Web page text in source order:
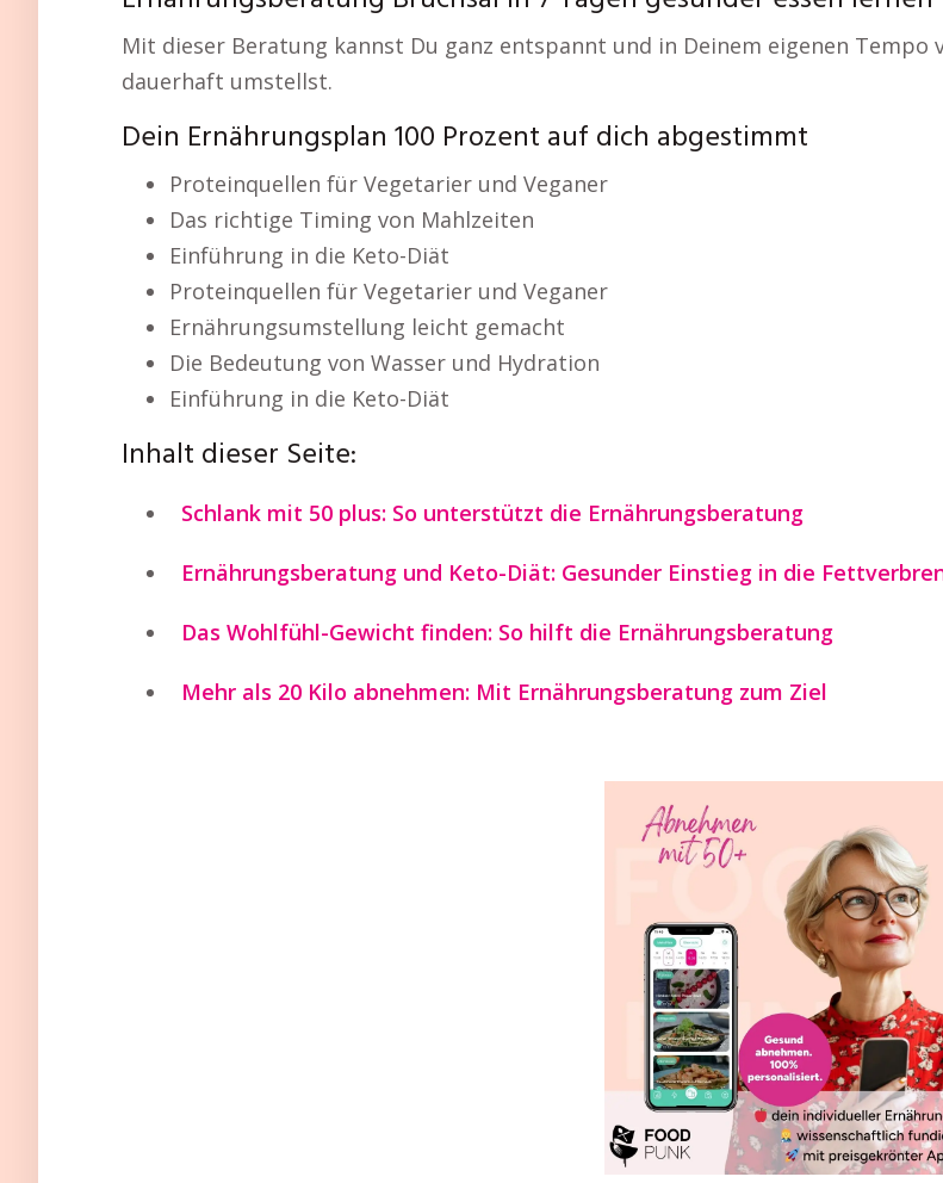
Mit dieser Beratung kannst Du ganz entspannt und in Deinem eigenen Tempo
dauerhaft umstellst.
Dein Ernährungsplan 100 Prozent auf dich abgestimmt
Proteinquellen für Vegetarier und Veganer
Das richtige Timing von Mahlzeiten
Einführung in die Keto-Diät
Proteinquellen für Vegetarier und Veganer
Ernährungsumstellung leicht gemacht
Die Bedeutung von Wasser und Hydration
Einführung in die Keto-Diät
Inhalt dieser Seite:
Schlank mit 50 plus: So unterstützt die Ernährungsberatung
Ernährungsberatung und Keto-Diät: Gesunder Einstieg in die
Das Wohlfühl-Gewicht finden: So hilft die Ernährungsberatung
Mehr als 20 Kilo abnehmen: Mit Ernährungsberatung zum Ziel